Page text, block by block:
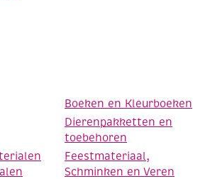
Boeken en Kleurboeken
Dierenpakketten en
toebehoren
Feestmateriaal,
Schminken en Veren